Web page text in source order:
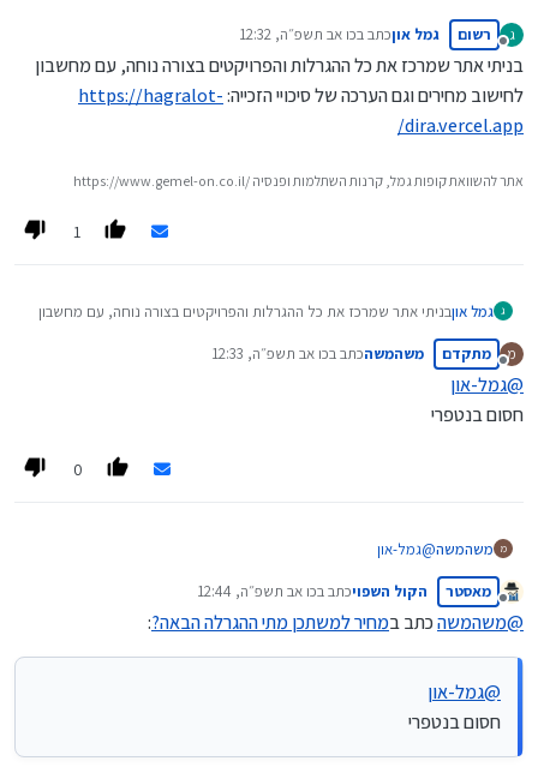
ג
מנותק
רשום גמל אוןכתב בכו אב תשפ״ה, 12:32
נערך לאחרונה על ידי
בניתי אתר שמרכז את כל ההגרלות והפרויקטים בצורה נוחה, עם מחשבון
לחישוב מחירים וגם הערכה של סיכויי הזכייה:https://hagralot-
dira.vercel.app/
https://www.gemel-on.co.il/ אתר להשוואת קופות גמל, קרנות השתלמות ופנסיה
1
ג גמל אוןבניתי אתר שמרכז את כל ההגרלות והפרויקטים בצורה נוחה, עם מחשבון
לחישוב מחירים וגם הערכה של סיכויי הזכייה:
dira.vercel.app/
מ
מנותק
מתקדם משהמשהכתב בכו אב תשפ״ה, 12:33
נערך לאחרונה על ידי
@גמל-און
חסום בנטפרי
0
מ משהמשה@גמל-און
מנותק
מאסטר הקול השפויכתב בכו אב תשפ״ה, 12:44
נערך לאחרונה על ידי
@משהמשהכתב במחיר למשתכן מתי ההגרלה הבאה?:
@גמל-און
חסום בנטפרי